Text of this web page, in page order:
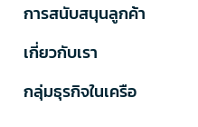
การสนับสนุนลูกค้า
เกี่ยวกับเรา
กลุ่มธุรกิจในเครือ